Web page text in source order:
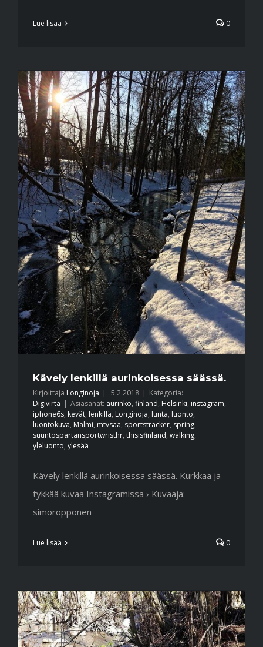
Lue lisää 0
Kävely lenkillä aurinkoisessa säässä.
Kirjoittaja Longinoja | 5.2.2018 | Kategoria:
Digivirta | Asiasanat: aurinko, finland, Helsinki, instagram,
iphone6s, kevät, lenkillä, Longinoja, lunta, luonto,
luontokuva, Malmi, mtvsaa, sportstracker, spring,
suuntospartansportwristhr, thisisfinland, walking,
yleluonto, ylesää
Kävely lenkillä aurinkoisessa säässä. Kurkkaa ja
tykkää kuvaa Instagramissa › Kuvaaja:
simoropponen
Lue lisää 0